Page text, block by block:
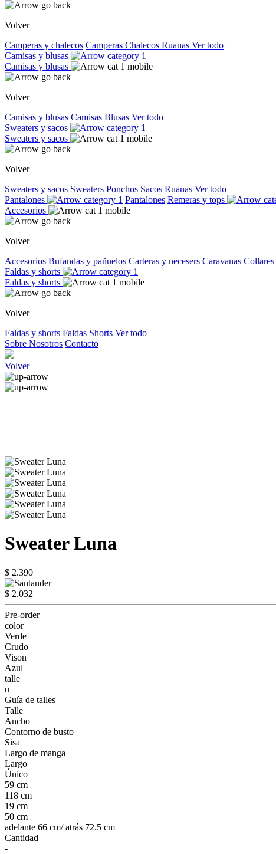
Volver
Camperas y chalecos Camperas Chalecos Ruanas Ver todo
Camisas y blusas
Camisas y blusas
Volver
Camisas y blusas Camisas Blusas Ver todo
Sweaters y sacos
Sweaters y sacos
Volver
Sweaters y sacos Sweaters Ponchos Sacos Ruanas Ver todo
Pantalones
Pantalones Remeras y tops
Accesorios
Volver
Accesorios Bufandas y pañuelos Carteras y necesers Caravanas Collares
Faldas y shorts
Faldas y shorts
Volver
Faldas y shorts Faldas Shorts Ver todo
Sobre Nosotros Contacto
Volver
Sweater Luna
$ 2.390
$ 2.032
Pre-order
color
Verde
Crudo
Vison
Azul
talle
u
Guía de talles
Talle
Ancho
Contorno de busto
Sisa
Largo de manga
Largo
Único
59 cm
118 cm
19 cm
50 cm
adelante 66 cm/ atrás 72.5 cm
Cantidad
-